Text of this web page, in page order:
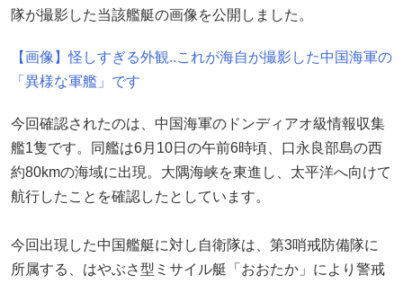
隊が撮影した当該艦艇の画像を公開しました。
【画像】怪しすぎる外観..これが海自が撮影した中国海軍の
「異様な軍艦」です
今回確認されたのは、中国海軍のドンディアオ級情報収集
艦1隻です。同艦は6月10日の午前6時頃、口永良部島の西
約80kmの海域に出現。大隅海峡を東進し、太平洋へ向けて
航行したことを確認したとしています。
今回出現した中国艦艇に対し自衛隊は、第3哨戒防備隊に
所属する、はやぶさ型ミサイル艇「おおたか」により警戒